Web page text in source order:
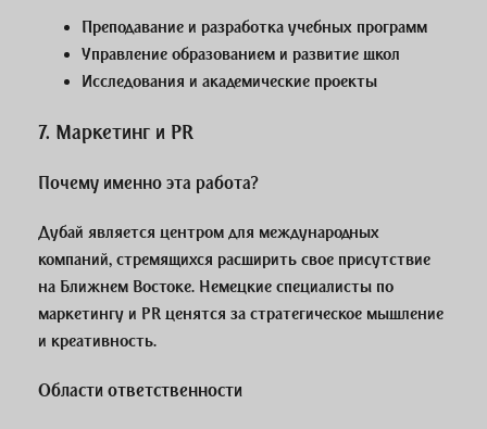
Преподавание и разработка учебных программ
Управление образованием и развитие школ
Исследования и академические проекты
7. Маркетинг и PR
Почему именно эта работа?
Дубай является центром для международных
компаний, стремящихся расширить свое присутствие
на Ближнем Востоке. Немецкие специалисты по
маркетингу и PR ценятся за стратегическое мышление
и креативность.
Области ответственности